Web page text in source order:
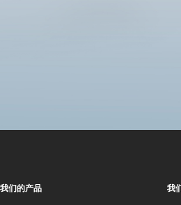
我们的产品
我